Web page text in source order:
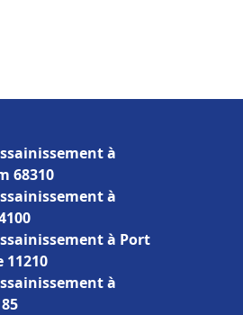
à
68310
à
à Port
11210
à